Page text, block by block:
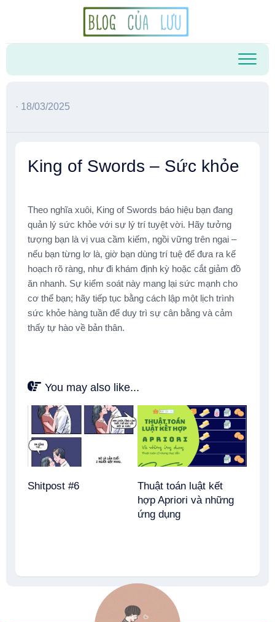
· 18/03/2025
King of Swords – Sức khỏe
Theo nghĩa xuôi, King of Swords báo hiệu bạn đang
quản lý sức khỏe với sự lý trí tuyệt vời. Hãy tưởng
tượng bạn là vị vua cầm kiếm, ngồi vững trên ngai –
nếu bạn từng lơ là, giờ bạn dùng trí tuệ để đưa ra kế
hoạch rõ ràng, như đi khám định kỳ hoặc cắt giảm đồ
ăn nhanh. Sự kiểm soát này mang lại sức mạnh cho
cơ thể bạn; hãy tiếp tục bằng cách lập một lịch trình
sức khỏe hàng tuần để duy trì sự cân bằng và cảm
thấy tự hào về bản thân.
You may also like...
Shitpost #6
Thuật toán luật kết
hợp Apriori và những
ứng dụng